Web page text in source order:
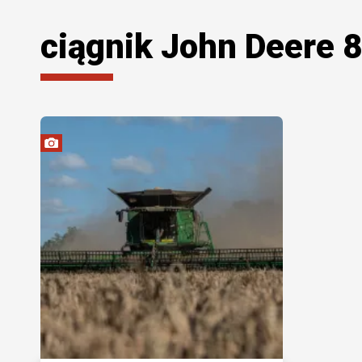
ciągnik John Deere